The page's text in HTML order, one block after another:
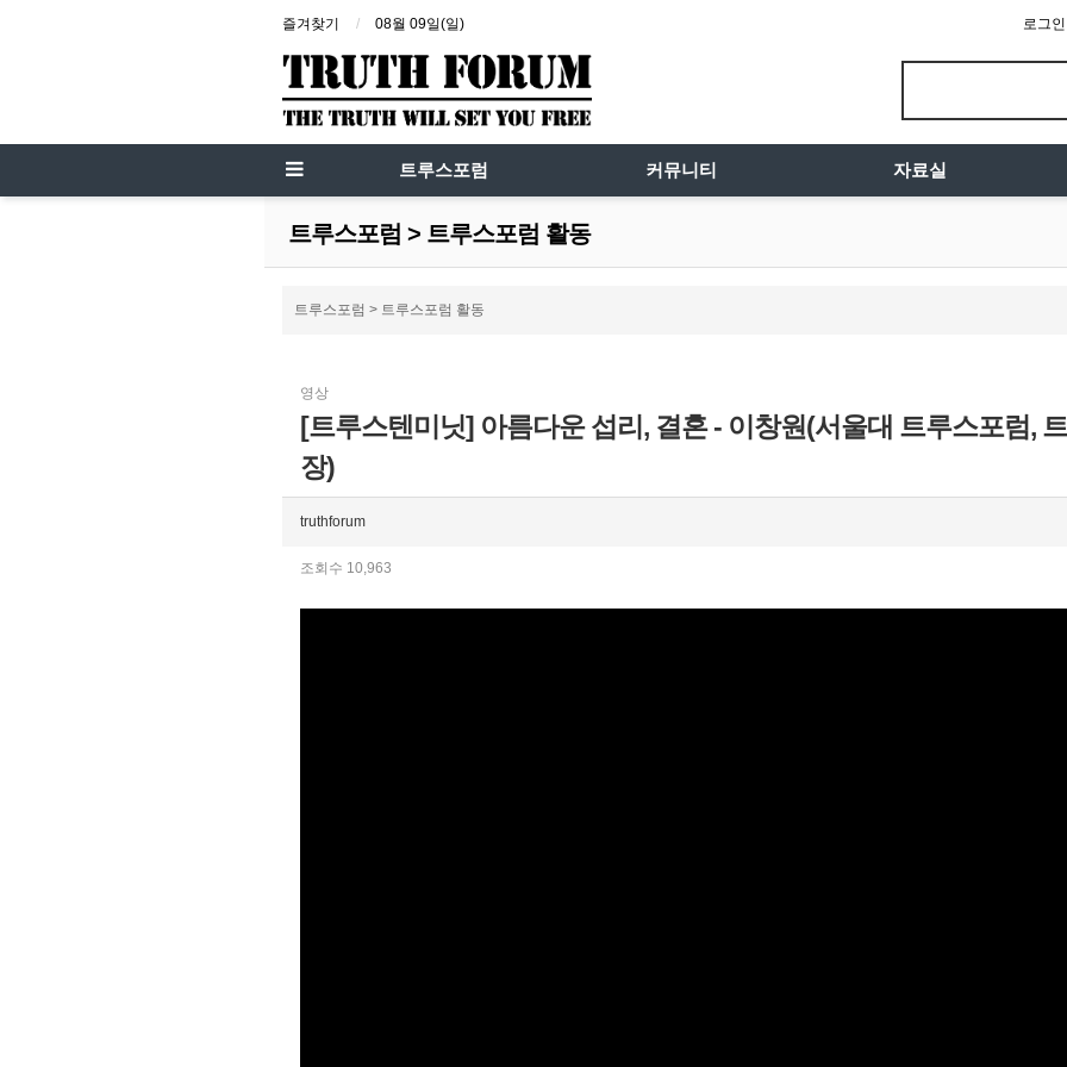
즐겨찾기 08월 09일(일) 로그인
트루스포럼 커뮤니티 자료실
트루스포럼 > 트루스포럼 활동
트루스포럼 > 트루스포럼 활동
영상
[트루스텐미닛] 아름다운 섭리, 결혼 - 이창원(서울대 트루스포럼,
장)
truthforum
조회수 10,963